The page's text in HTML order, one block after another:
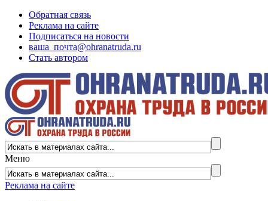
Обратная связь
Реклама на сайте
Подписаться на новости
ваша_почта@ohranatruda.ru
Стать автором
Меню
Реклама на сайте